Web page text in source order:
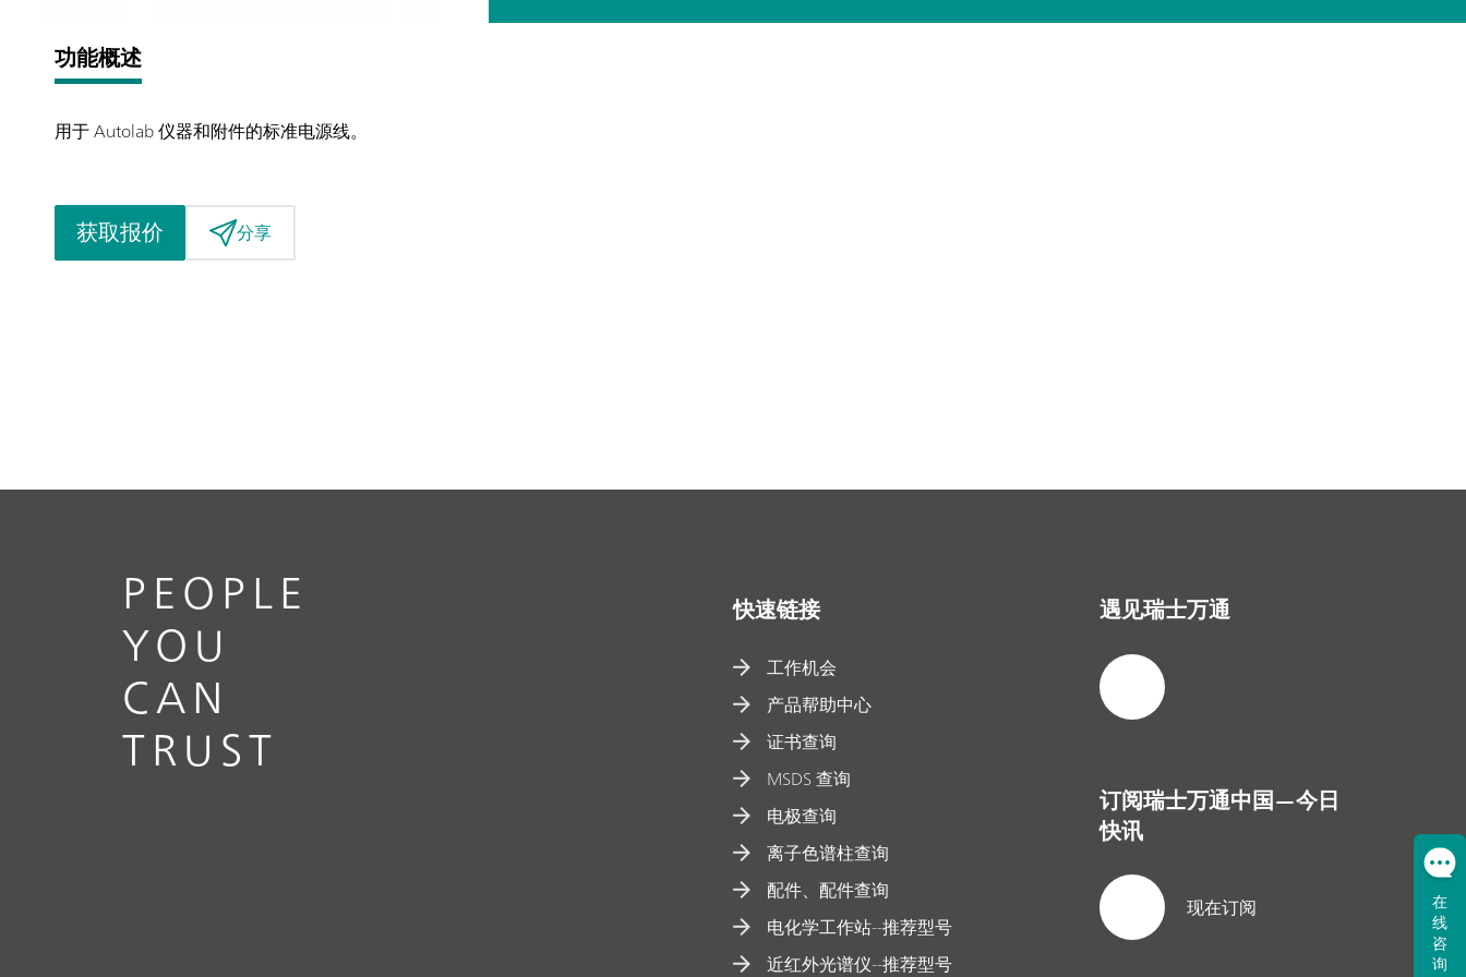
功能概述
用于 Autolab 仪器和附件的标准电源线。
获取报价 分享
PEOPLE
YOU
CAN
TRUST
快速链接
工作机会
产品帮助中心
证书查询
MSDS 查询
电极查询
离子色谱柱查询
配件、配件查询
电化学工作站--推荐型号
近红外光谱仪--推荐型号
遇见瑞士万通
订阅瑞士万通中国—今日
快讯
现在订阅
在
线
咨
询